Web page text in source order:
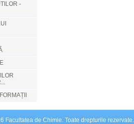
-
Facultatea de Chimie. Toate drepturile